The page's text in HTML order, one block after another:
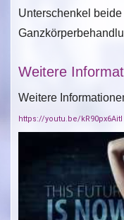
Unterschenkel beide
Weitere
Weitere
https://youtu.be/kR90px6AitI